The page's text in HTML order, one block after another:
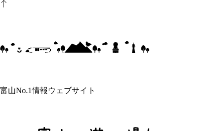
富山No.1情報ウェブサイト